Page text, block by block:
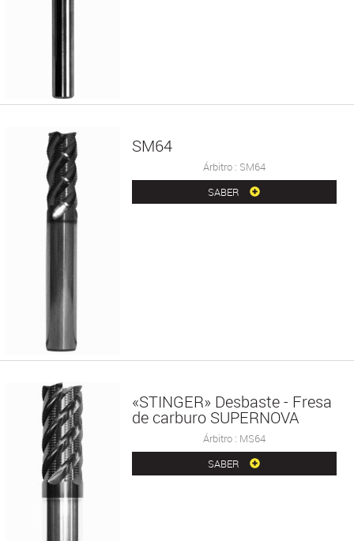
SM64
Árbitro : SM64
SABER
«STINGER» Desbaste - Fresa
de carburo SUPERNOVA
Árbitro : MS64
SABER